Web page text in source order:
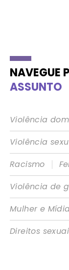
NAVEGUE
ASSUNTO
Violência
Violência
Racismo
|
Violência de
Mulher e
Direitos